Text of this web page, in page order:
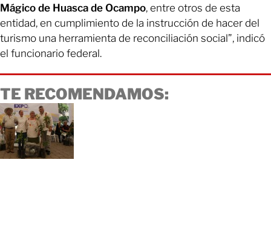
Mágico de Huasca de Ocampo, entre otros de esta
entidad, en cumplimiento de la instrucción de hacer del
turismo una herramienta de reconciliación social”, indicó
el funcionario federal.
TE RECOMENDAMOS: